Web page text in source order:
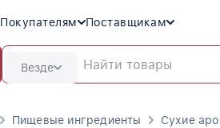
Покупателям Поставщикам
Везде
Пищевые ингредиенты Сухие